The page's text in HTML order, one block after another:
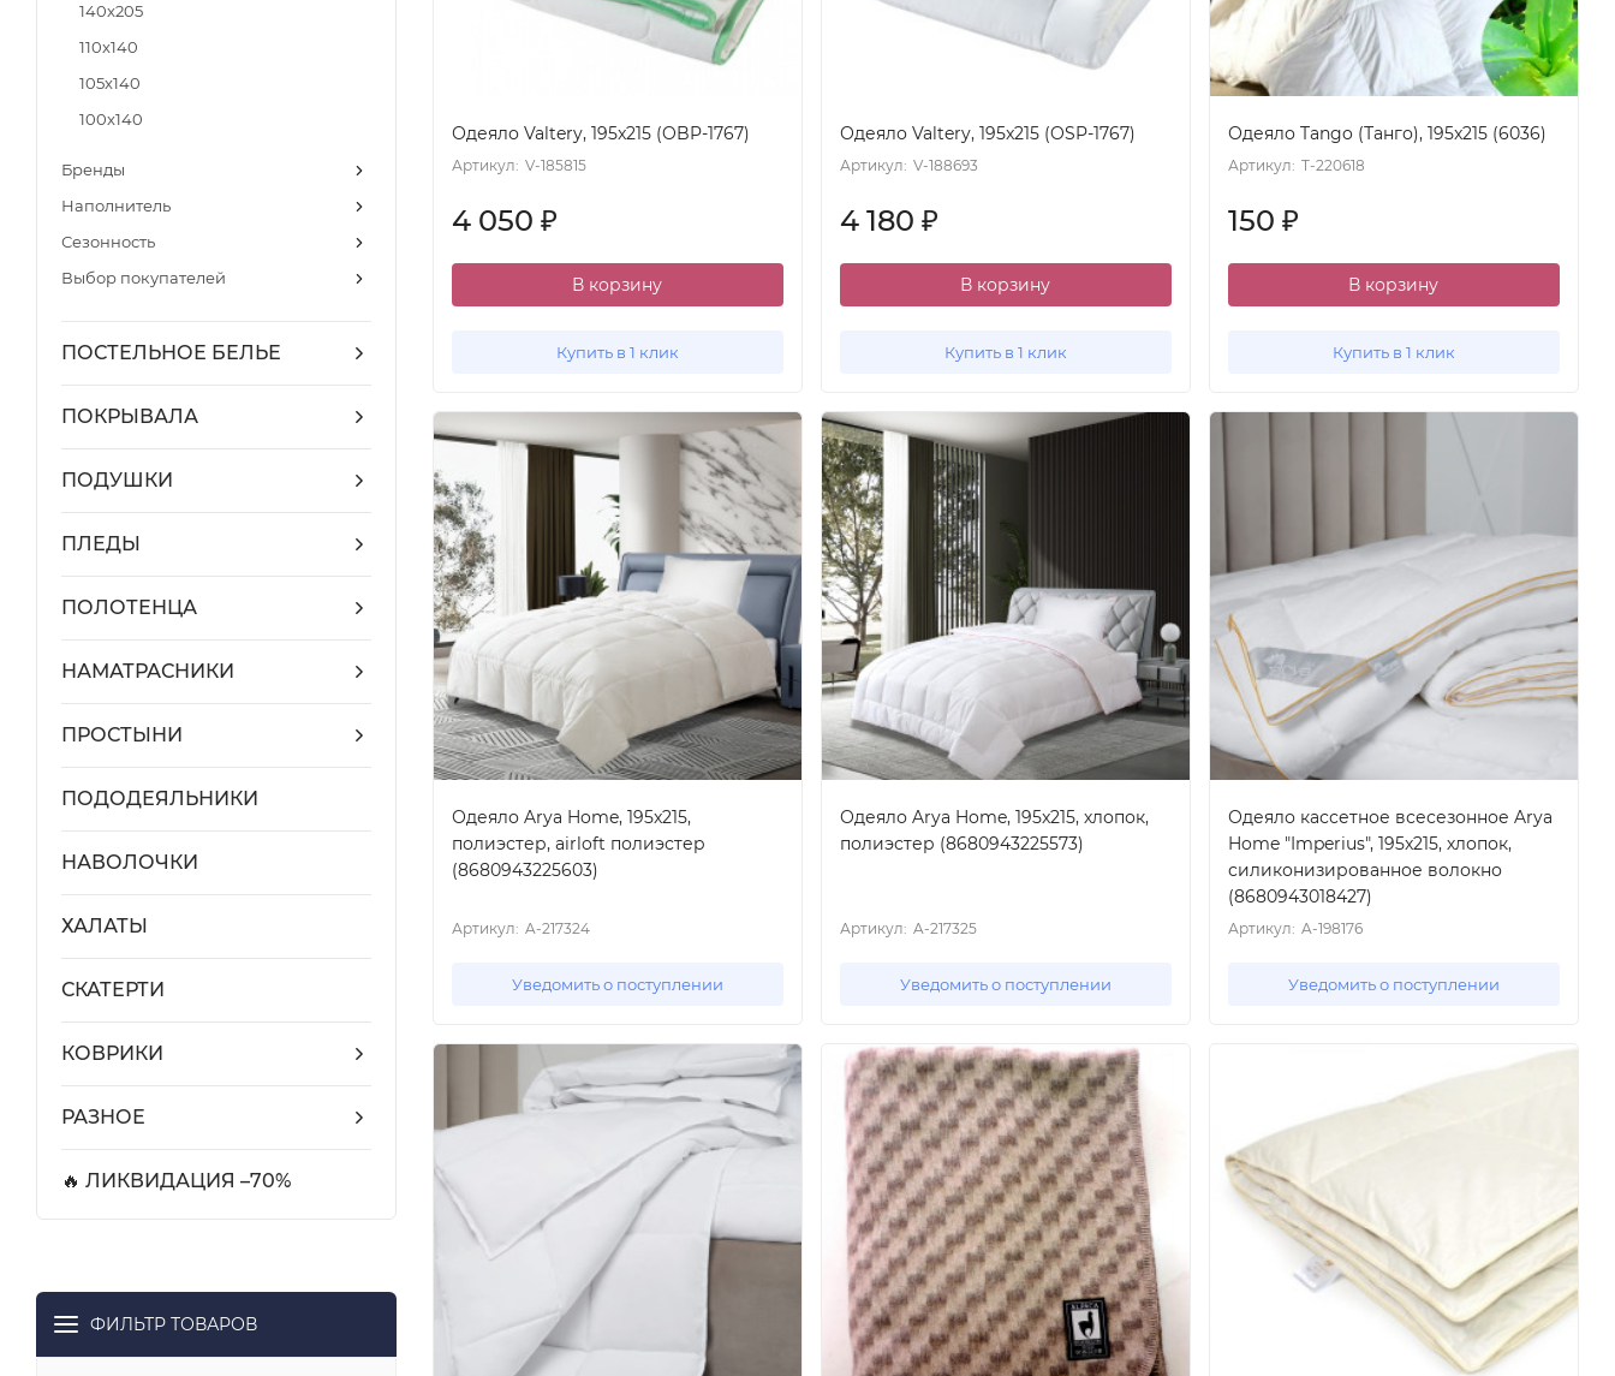
140x205
110x140
105x140
100x140
Бренды
Наполнитель
Сезонность
Выбор покупателей
ПОСТЕЛЬНОЕ БЕЛЬЕ
ПОКРЫВАЛА
ПОДУШКИ
ПЛЕДЫ
ПОЛОТЕНЦА
НАМАТРАСНИКИ
ПРОСТЫНИ
ПОДОДЕЯЛЬНИКИ
НАВОЛОЧКИ
ХАЛАТЫ
СКАТЕРТИ
КОВРИКИ
РАЗНОЕ
🔥 ЛИКВИДАЦИЯ –70%
ФИЛЬТР ТОВАРОВ
Одеяло Valtery, 195x215 (OBP-1767)
Артикул: V-185815
4 050 ₽
В корзину
Купить в 1 клик
Одеяло Valtery, 195x215 (OSP-1767)
Артикул: V-188693
4 180 ₽
В корзину
Купить в 1 клик
Одеяло Tango (Танго), 195x215 (6036)
Артикул: T-220618
150 ₽
В корзину
Купить в 1 клик
Одеяло Arya Home, 195x215,
полиэстер, airloft полиэстер
(8680943225603)
Артикул: A-217324
Уведомить о поступлении
Одеяло Arya Home, 195x215, хлопок,
полиэстер (8680943225573)
Артикул: A-217325
Уведомить о поступлении
Одеяло кассетное всесезонное Arya
Home "Imperius", 195x215, хлопок,
силиконизированное волокно
(8680943018427)
Артикул: A-198176
Уведомить о поступлении